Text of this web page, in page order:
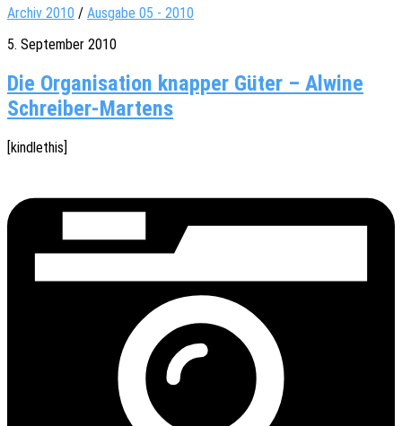
Archiv 2010 / Ausgabe 05 - 2010
5. September 2010
Die Organisation knapper Güter – Alwine
Schreiber-Martens
[kindle­this]